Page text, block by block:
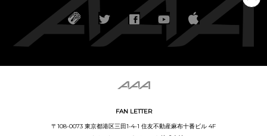
FAN LETTER
〒108-0073 東京都港区三田1-4-1 住友不動産麻布十番ビル 4F